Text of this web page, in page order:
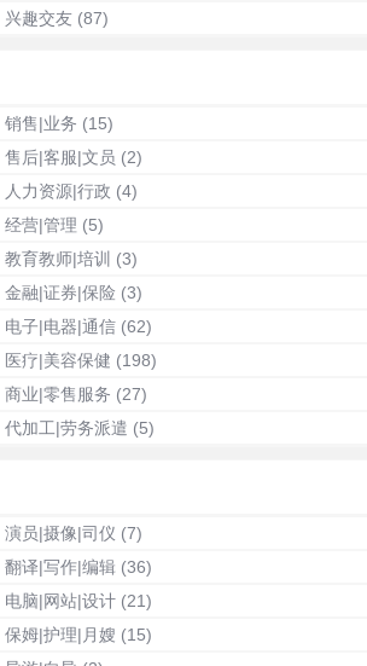
兴趣交友 (87)
销售|业务 (15)
售后|客服|文员 (2)
人力资源|行政 (4)
经营|管理 (5)
教育教师|培训 (3)
金融|证券|保险 (3)
电子|电器|通信 (62)
医疗|美容保健 (198)
商业|零售服务 (27)
代加工|劳务派遣 (5)
演员|摄像|司仪 (7)
翻译|写作|编辑 (36)
电脑|网站|设计 (21)
保姆|护理|月嫂 (15)